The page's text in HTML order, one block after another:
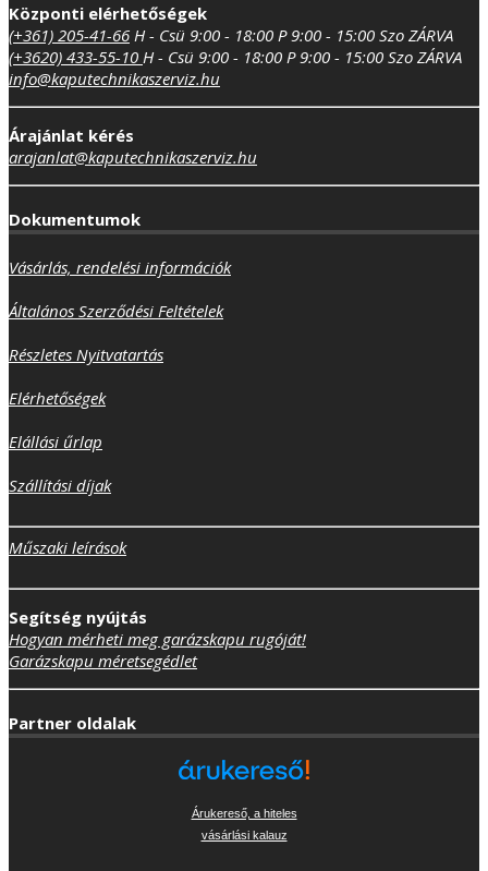
Központi elérhetőségek
(+361) 205-41-66 H - Csü 9:00 - 18:00 P 9:00 - 15:00 Szo ZÁRVA
(+3620) 433-55-10 H - Csü 9:00 - 18:00 P 9:00 - 15:00 Szo ZÁRVA
info@kaputechnikaszerviz.hu
Árajánlat kérés
arajanlat@kaputechnikaszerviz.hu
Dokumentumok
Vásárlás, rendelési információk
Általános Szerződési Feltételek
Részletes Nyitvatartás
Elérhetőségek
Elállási űrlap
Szállítási díjak
Műszaki leírások
Segítség nyújtás
Hogyan mérheti meg garázskapu rugóját!
Garázskapu méretsegédlet
Partner oldalak
Árukereső, a hiteles
vásárlási kalauz